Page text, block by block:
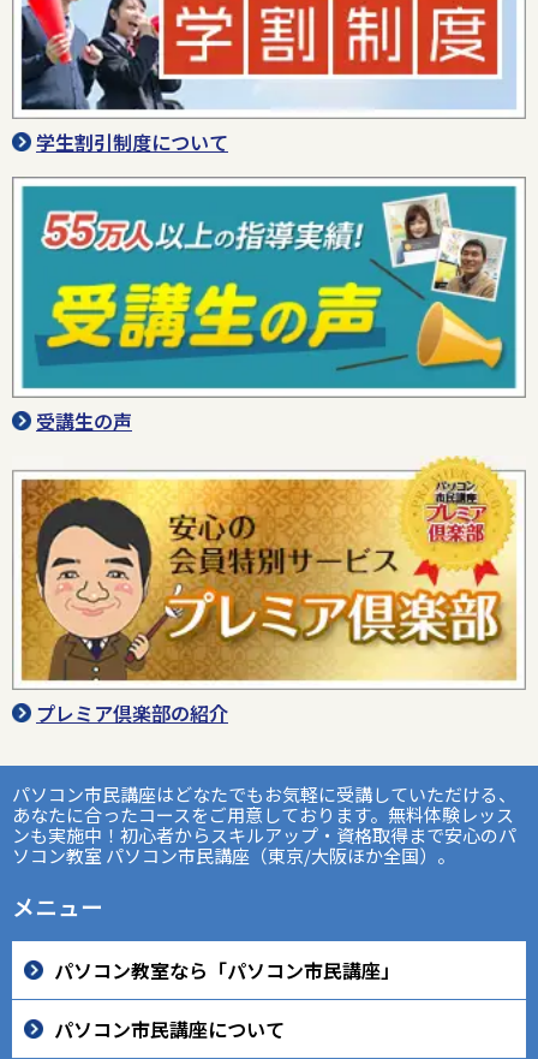
学生割引制度について
受講生の声
プレミア倶楽部の紹介
パソコン市民講座はどなたでもお気軽に受講していただける、
あなたに合ったコースをご用意しております。無料体験レッス
ンも実施中！初心者からスキルアップ・資格取得まで安心のパ
ソコン教室 パソコン市民講座（東京/大阪ほか全国）。
メニュー
パソコン教室なら「パソコン市民講座」
パソコン市民講座について